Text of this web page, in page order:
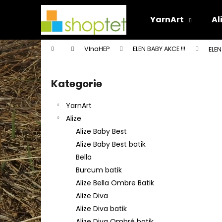
YarnArt
Domů VlnaHEP ELEN BABY AKCE !!!
P
o
s
t
r
a
n
n
í
p
a
n
Přeskočit
kategorie
Kategorie
YarnArt
Alize
Alize Baby Best
Alize Baby Best batik
Bella
Burcum batik
Alize Bella Ombre Batik
Alize Diva
Alize Diva batik
í
k
Zpět
do
obchodu
Zpět
do
obchodu